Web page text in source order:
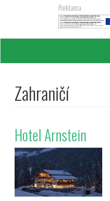
Reklama
Zahraničí
Hotel Arnstein